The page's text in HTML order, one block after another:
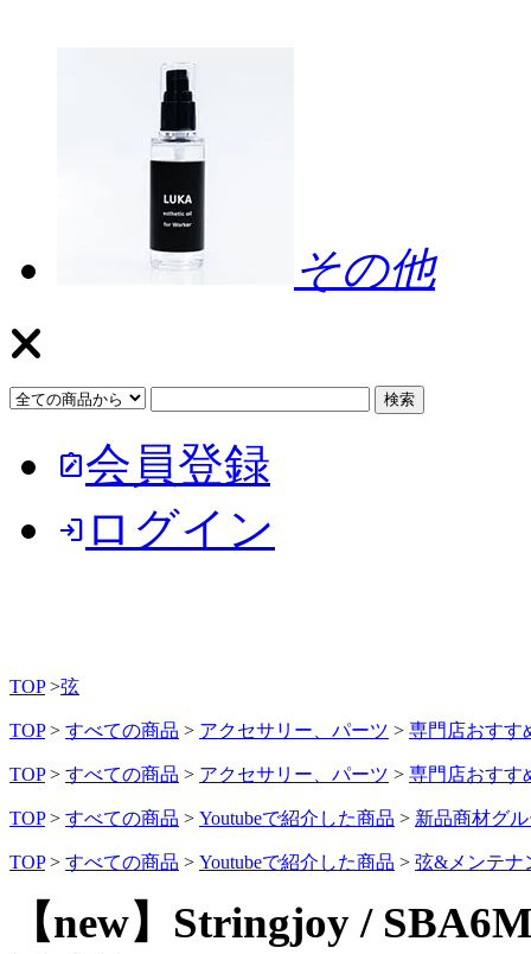
その他
note_alt会員登録
login ログイン
TOP >弦
TOP > すべての商品 > アクセサリー、パーツ > 専門店おすす
TOP > すべての商品 > アクセサリー、パーツ > 専門店おすす
TOP > すべての商品 > Youtubeで紹介した商品 > 新品商材グ
TOP > すべての商品 > Youtubeで紹介した商品 > 弦&メンテナ
【new】Stringjoy /